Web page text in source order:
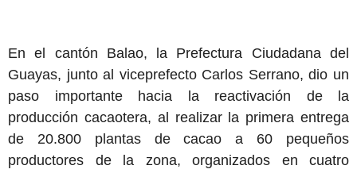
En el cantón Balao, la Prefectura Ciudadana del
Guayas, junto al viceprefecto Carlos Serrano, dio un
paso importante hacia la reactivación de la
producción cacaotera, al realizar la primera entrega
de 20.800 plantas de cacao a 60 pequeños
productores de la zona, organizados en cuatro